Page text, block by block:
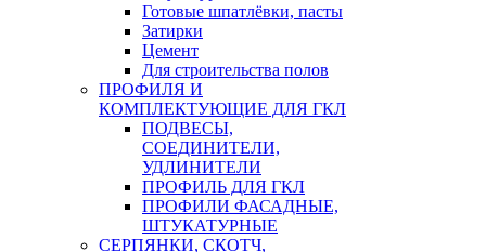
Готовые шпатлёвки, пасты
Затирки
Цемент
Для строительства полов
ПРОФИЛЯ И
КОМПЛЕКТУЮЩИЕ ДЛЯ ГКЛ
ПОДВЕСЫ,
СОЕДИНИТЕЛИ,
УДЛИНИТЕЛИ
ПРОФИЛЬ ДЛЯ ГКЛ
ПРОФИЛИ ФАСАДНЫЕ,
ШТУКАТУРНЫЕ
СЕРПЯНКИ, СКОТЧ,